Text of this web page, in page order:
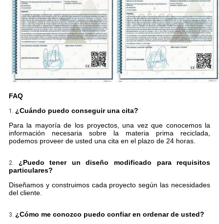
FAQ
1. ¿Cuándo puedo conseguir una cita?
Para la mayoría de los proyectos, una vez que conocemos la
información necesaria sobre la materia prima reciclada,
podemos proveer de usted una cita en el plazo de 24 horas.
2.
¿Puedo tener un diseño modificado para requisitos
particulares?
Diseñamos y construimos cada proyecto según las necesidades
del cliente.
3. ¿Cómo me conozco puedo confiar en ordenar de usted?